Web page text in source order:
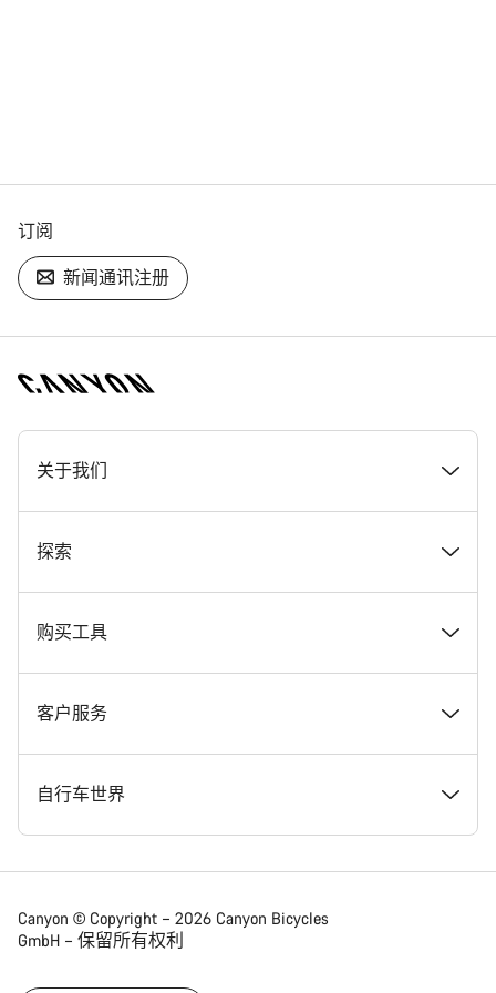
订阅
新闻通讯注册
[footer.linksList.title]
关于我们
奖项
在 Canyon 工作
Canyon 新闻发布室
条款和条件
法律披露
数据保护声明
探索
新闻和故事
提示和建议
Canyon Home Koblenz
会员礼遇
Canyon App
购买工具
找到您梦寐以求的 Canyon 自行车
现货自行车
找到您的 Canyon 尺寸
自行车对比
客户服务
支持中心
服务网点
自行车世界
公路车
砾石车
Canyon © Copyright – 2026 Canyon Bicycles
GmbH – 保留所有权利